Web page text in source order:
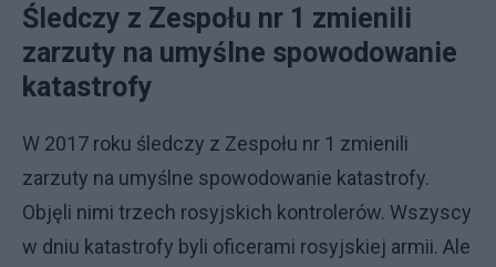
Śledczy z Zespołu nr 1 zmienili
zarzuty na umyślne spowodowanie
katastrofy
W 2017 roku śledczy z Zespołu nr 1 zmienili
zarzuty na umyślne spowodowanie katastrofy.
Objęli nimi trzech rosyjskich kontrolerów. Wszyscy
w dniu katastrofy byli oficerami rosyjskiej armii. Ale